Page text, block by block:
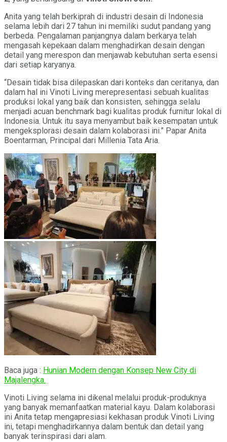
Anita yang telah berkiprah di industri desain di Indonesia
selama lebih dari 27 tahun ini memiliki sudut pandang yang
berbeda. Pengalaman panjangnya dalam berkarya telah
mengasah kepekaan dalam menghadirkan desain dengan
detail yang merespon dan menjawab kebutuhan serta esensi
dari setiap karyanya.
“Desain tidak bisa dilepaskan dari konteks dan ceritanya, dan
dalam hal ini Vinoti Living merepresentasi sebuah kualitas
produksi lokal yang baik dan konsisten, sehingga selalu
menjadi acuan benchmark bagi kualitas produk furnitur lokal di
Indonesia. Untuk itu saya menyambut baik kesempatan untuk
mengeksplorasi desain dalam kolaborasi ini.” Papar Anita
Boentarman, Principal dari Millenia Tata Aria.
Baca juga : Hunian Modern dengan Konsep New City di
Majalengka.
Vinoti Living selama ini dikenal melalui produk-produknya
yang banyak memanfaatkan material kayu. Dalam kolaborasi
ini Anita tetap mengapresiasi kekhasan produk Vinoti Living
ini, tetapi menghadirkannya dalam bentuk dan detail yang
banyak terinspirasi dari alam.